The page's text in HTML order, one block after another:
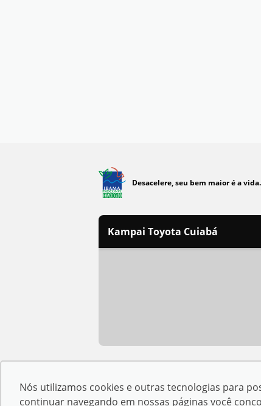
Desacelere, seu bem maior é a vida.
Kampai Toyota Cuiabá
Endereço Matriz:Avenida
Nós utilizamos cookies e outras tecnologias para
continuar navegando em nossas páginas você